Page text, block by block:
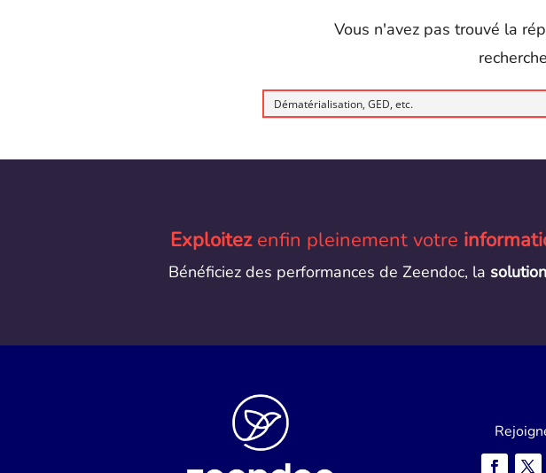
Vous n'avez pas trouvé la
Exploitezenfin pleinement votre
Bénéficiez des performances de Zeendoc, la